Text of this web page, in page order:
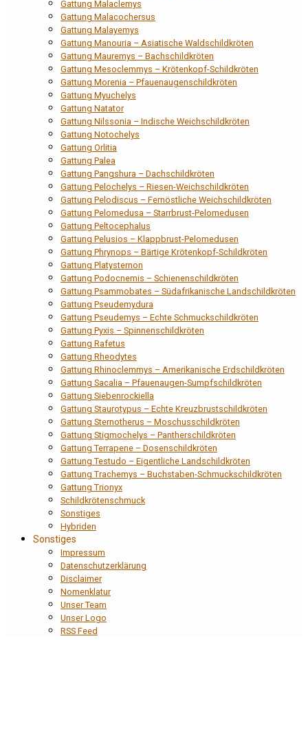
Gattung Malaclemys
Gattung Malacochersus
Gattung Malayemys
Gattung Manouria – Asiatische Waldschildkröten
Gattung Mauremys – Bachschildkröten
Gattung Mesoclemmys – Krötenkopf-Schildkröten
Gattung Morenia – Pfauenaugenschildkröten
Gattung Myuchelys
Gattung Natator
Gattung Nilssonia – Indische Weichschildkröten
Gattung Notochelys
Gattung Orlitia
Gattung Palea
Gattung Pangshura – Dachschildkröten
Gattung Pelochelys – Riesen-Weichschildkröten
Gattung Pelodiscus – Fernöstliche Weichschildkröten
Gattung Pelomedusa – Starrbrust-Pelomedusen
Gattung Peltocephalus
Gattung Pelusios – Klappbrust-Pelomedusen
Gattung Phrynops – Bärtige Krötenkopf-Schildkröten
Gattung Platysternon
Gattung Podocnemis – Schienenschildkröten
Gattung Psammobates – Südafrikanische Landschildkröten
Gattung Pseudemydura
Gattung Pseudemys – Echte Schmuckschildkröten
Gattung Pyxis – Spinnenschildkröten
Gattung Rafetus
Gattung Rheodytes
Gattung Rhinoclemmys – Amerikanische Erdschildkröten
Gattung Sacalia – Pfauenaugen-Sumpfschildkröten
Gattung Siebenrockiella
Gattung Staurotypus – Echte Kreuzbrustschildkröten
Gattung Sternotherus – Moschusschildkröten
Gattung Stigmochelys – Pantherschildkröten
Gattung Terrapene – Dosenschildkröten
Gattung Testudo – Eigentliche Landschildkröten
Gattung Trachemys – Buchstaben-Schmuckschildkröten
Gattung Trionyx
Schildkrötenschmuck
Sonstiges
Hybriden
Sonstiges
Impressum
Datenschutzerklärung
Disclaimer
Nomenklatur
Unser Team
Unser Logo
RSS Feed